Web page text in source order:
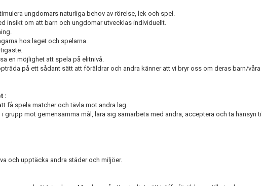
ungdomars naturliga behov av rörelse, lek och spel.
insikt om att barn och ungdomar utvecklas individuellt.
hos laget och spelarna.
en möjlighet att spela på elitnivå.
på ett sådant sätt att föräldrar och andra känner att vi bryr oss om deras barn/våra
:
få spela matcher och tävla mot andra lag.
mot gemensamma mål, lära sig samarbeta med andra, acceptera och ta hänsyn till
och upptäcka andra städer och miljöer.